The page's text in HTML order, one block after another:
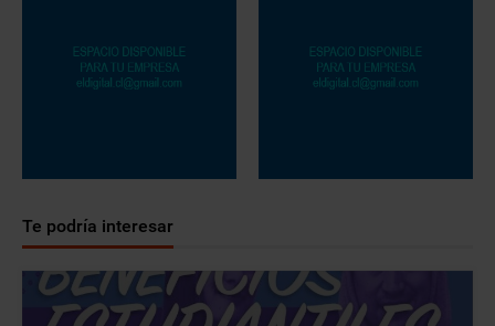
Te podría interesar